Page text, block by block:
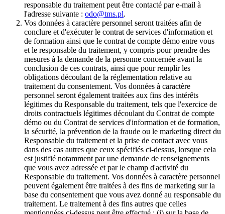
responsable du traitement peut être contacté par e-mail à
l'adresse suivante : odo@tms.pl.
Vos données à caractère personnel seront traitées afin de
conclure et d'exécuter le contrat de services d'information et
de formation ainsi que le contrat de compte démo entre vous
et le responsable du traitement, y compris pour prendre des
mesures à la demande de la personne concernée avant la
conclusion de ces contrats, ainsi que pour remplir les
obligations découlant de la réglementation relative au
traitement du consentement. Vos données à caractère
personnel seront également traitées aux fins des intérêts
légitimes du Responsable du traitement, tels que l'exercice de
droits contractuels légitimes découlant du Contrat de compte
démo ou du Contrat de services d'information et de formation,
la sécurité, la prévention de la fraude ou le marketing direct du
Responsable du traitement et la prise de contact avec vous
dans des cas autres que ceux spécifiés ci-dessus, lorsque cela
est justifié notamment par une demande de renseignements
que vous avez adressée et par le champ d'activité du
Responsable du traitement. Vos données à caractère personnel
peuvent également être traitées à des fins de marketing sur la
base du consentement que vous avez donné au responsable du
traitement. Le traitement à des fins autres que celles